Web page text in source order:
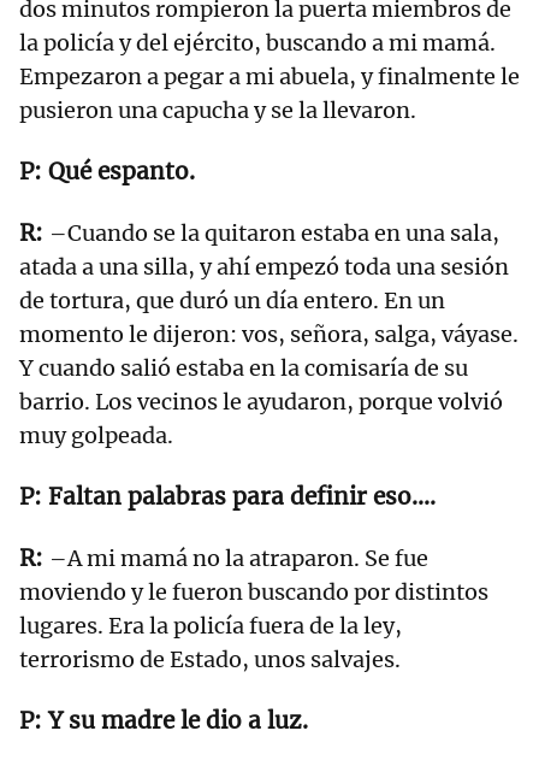
dos minutos rompieron la puerta miembros de
la policía y del ejército, buscando a mi mamá.
Empezaron a pegar a mi abuela, y finalmente le
pusieron una capucha y se la llevaron.
Qué espanto.
–Cuando se la quitaron estaba en una sala,
atada a una silla, y ahí empezó toda una sesión
de tortura, que duró un día entero. En un
momento le dijeron: vos, señora, salga, váyase.
Y cuando salió estaba en la comisaría de su
barrio. Los vecinos le ayudaron, porque volvió
muy golpeada.
Faltan palabras para definir eso....
–A mi mamá no la atraparon. Se fue
moviendo y le fueron buscando por distintos
lugares. Era la policía fuera de la ley,
terrorismo de Estado, unos salvajes.
Y su madre le dio a luz.